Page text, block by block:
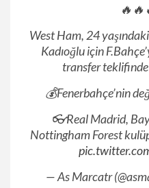
West Ham, 24
Kadıoğlu için
transfer
💰Fenerbahçe’nin
👓Real Madrid,
Nottingham Forest
— As Marcatr